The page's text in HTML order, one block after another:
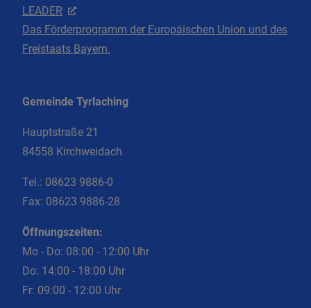
LEADER
Das Förderprogramm der Europäischen Union und des
Freistaats Bayern.
Gemeinde Tyrlaching
Hauptstraße 21
84558 Kirchweidach
Tel.: 08623 9886-0
Fax: 08623 9886-28
Öffnungszeiten:
Mo - Do: 08:00 - 12:00 Uhr
Do: 14:00 - 18:00 Uhr
Fr: 09:00 - 12:00 Uhr